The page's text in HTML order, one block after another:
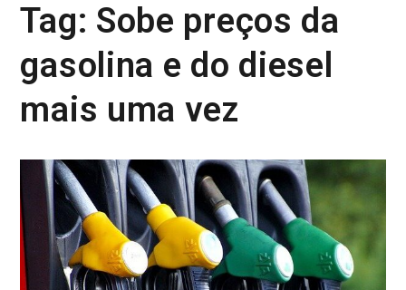
Tag: Sobe preços da
gasolina e do diesel
mais uma vez